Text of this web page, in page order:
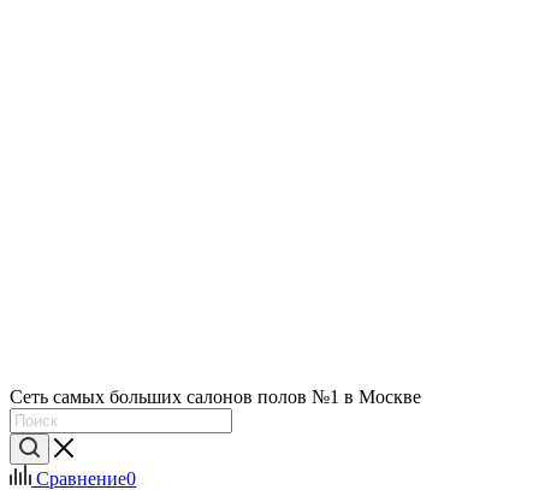
Сеть самых больших салонов полов №1 в Москве
Сравнение0